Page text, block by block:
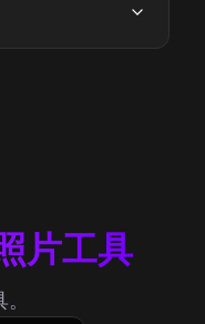
片工具